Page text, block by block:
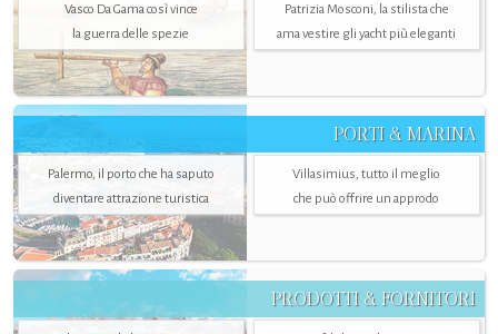
Vasco Da Gama così vince
la guerra delle spezie
Patrizia Mosconi, la stilista che
ama vestire gli yacht più eleganti
PORTI & MARINA
Palermo, il porto che ha saputo
diventare attrazione turistica
Villasimius, tutto il meglio
che può offrire un approdo
PRODOTTI & FORNITORI